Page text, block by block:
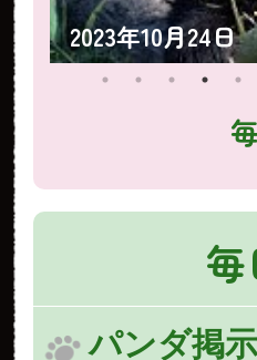
2023年10月23日
パンダ掲